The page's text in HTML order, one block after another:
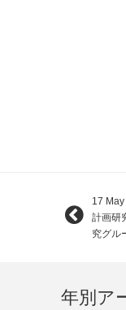
17
計画研
究グル
年別ア